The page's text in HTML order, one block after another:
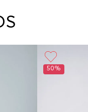
la recogida del
50%